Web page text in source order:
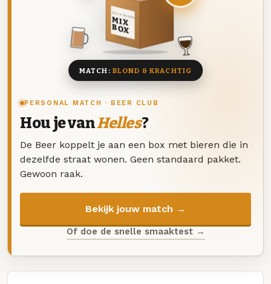
PERSONAL MATCH · BEER CLUB
Hou je vanHelles?
De Beer koppelt je aan een box met bieren die in
dezelfde straat wonen. Geen standaard pakket.
Gewoon raak.
Bekijk jouw match →
Of doe de snelle smaaktest →
DEZE MAAND
MIX
BOX
8 BIEREN
MATCH: BLOND & KRACHTIG